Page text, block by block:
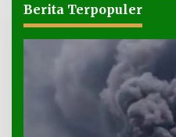
Berita Terpopuler